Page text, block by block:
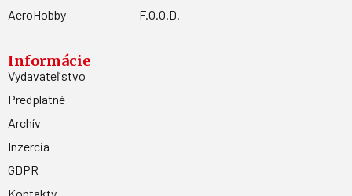
AeroHobby
F.O.O.D.
Informácie
Vydavateľstvo
Predplatné
Archív
Inzercia
GDPR